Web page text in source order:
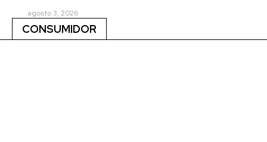
agosto 3, 2026
CONSUMIDOR